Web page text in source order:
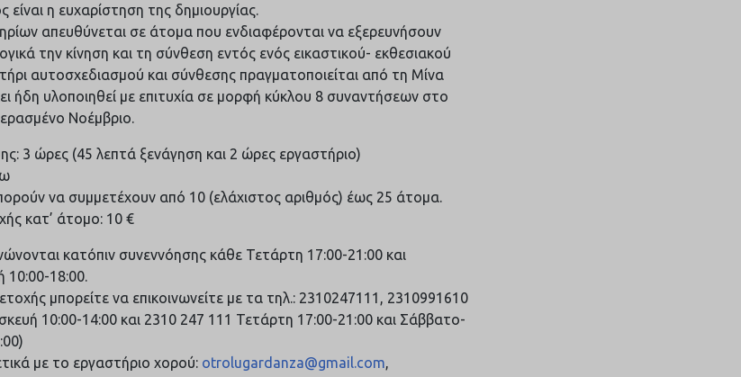
η ευχαρίστηση της δημιουργίας.
απευθύνεται σε άτομα που ενδιαφέρονται να εξερευνήσουν
την κίνηση και τη σύνθεση εντός ενός εικαστικού- εκθεσιακού
αυτοσχεδιασμού και σύνθεσης πραγματοποιείται από τη Μίνα
ήδη υλοποιηθεί με επιτυχία σε μορφή κύκλου 8 συναντήσεων στο
Νοέμβριο.
3 ώρες (45 λεπτά ξενάγηση και 2 ώρες εργαστήριο)
να συμμετέχουν από 10 (ελάχιστος αριθμός) έως 25 άτομα.
κατ’ άτομο: 10 €
κατόπιν συνεννόησης κάθε Τετάρτη 17:00-21:00 και
10:00-18:00.
μπορείτε να επικοινωνείτε με τα τηλ.: 2310247111, 2310991610
10:00-14:00 και 2310 247 111 Τετάρτη 17:00-21:00 και Σάββατο-
με το εργαστήριο χορού: otrolugardanza@gmail.com,